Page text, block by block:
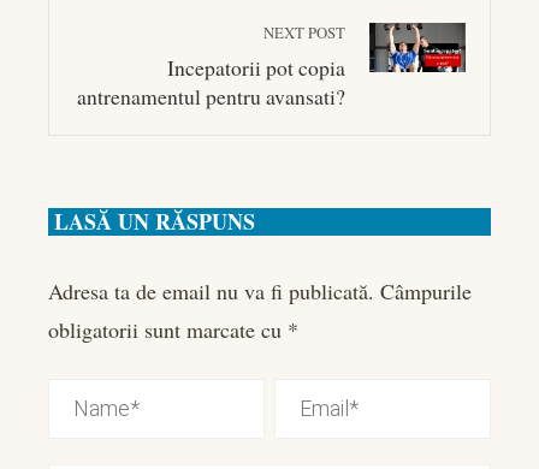
NEXT POST
Incepatorii pot copia
antrenamentul pentru avansati?
LASĂ UN RĂSPUNS
Adresa ta de email nu va fi publicată. Câmpurile
obligatorii sunt marcate cu *